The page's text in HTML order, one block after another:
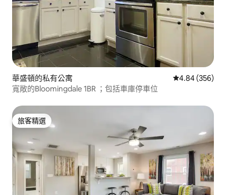
華盛頓的私有公寓 從 356 則評價
4.84 (356)
寬敞的Bloomingdale 1BR ；包括車庫停車位
旅客精選
旅客精選